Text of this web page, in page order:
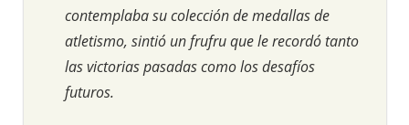
contemplaba su colección de medallas de
atletismo, sintió un frufru que le recordó tanto
las victorias pasadas como los desafíos
futuros.